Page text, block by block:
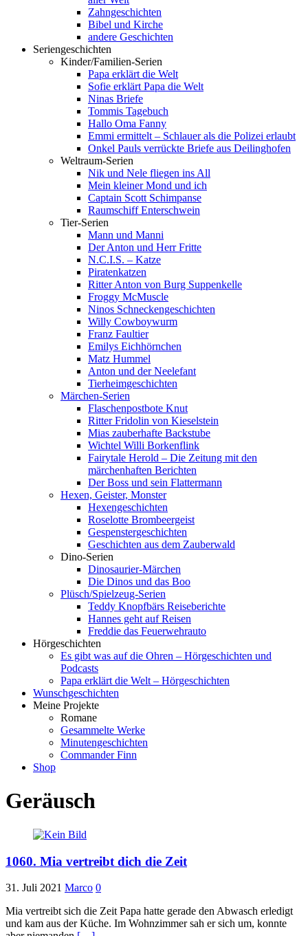
Zahngeschichten
Bibel und Kirche
andere Geschichten
Seriengeschichten
Kinder/Familien-Serien
Papa erklärt die Welt
Sofie erklärt Papa die Welt
Ninas Briefe
Tommis Tagebuch
Hallo Oma Fanny
Emmi ermittelt – Schlauer als die Polizei erlaubt
Onkel Pauls verrückte Briefe aus Deilinghofen
Weltraum-Serien
Nik und Nele fliegen ins All
Mein kleiner Mond und ich
Captain Scott Schimpanse
Raumschiff Enterschwein
Tier-Serien
Mann und Manni
Der Anton und Herr Fritte
N.C.I.S. – Katze
Piratenkatzen
Ritter Anton von Burg Suppenkelle
Froggy McMuscle
Ninos Schneckengeschichten
Willy Cowboywurm
Franz Faultier
Emilys Eichhörnchen
Matz Hummel
Anton und der Neelefant
Tierheimgeschichten
Märchen-Serien
Flaschenpostbote Knut
Ritter Fridolin von Kieselstein
Mias zauberhafte Backstube
Wichtel Willi Borkenflink
Fairytale Herold – Die Zeitung mit den
märchenhaften Berichten
Der Boss und sein Flattermann
Hexen, Geister, Monster
Hexengeschichten
Roselotte Brombeergeist
Gespenstergeschichten
Geschichten aus dem Zauberwald
Dino-Serien
Dinosaurier-Märchen
Die Dinos und das Boo
Plüsch/Spielzeug-Serien
Teddy Knopfbärs Reiseberichte
Hannes geht auf Reisen
Freddie das Feuerwehrauto
Hörgeschichten
Es gibt was auf die Ohren – Hörgeschichten und
Podcasts
Papa erklärt die Welt – Hörgeschichten
Wunschgeschichten
Meine Projekte
Romane
Gesammelte Werke
Minutengeschichten
Commander Finn
Shop
Geräusch
1060. Mia vertreibt dich die Zeit
31. Juli 2021 Marco 0
Mia vertreibt sich die Zeit Papa hatte gerade den Abwasch erledigt
und kam aus der Küche. Im Wohnzimmer sah er sich um, konnte